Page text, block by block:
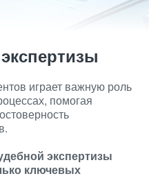
играет важную роль
помогая
экспертизы
ключевых